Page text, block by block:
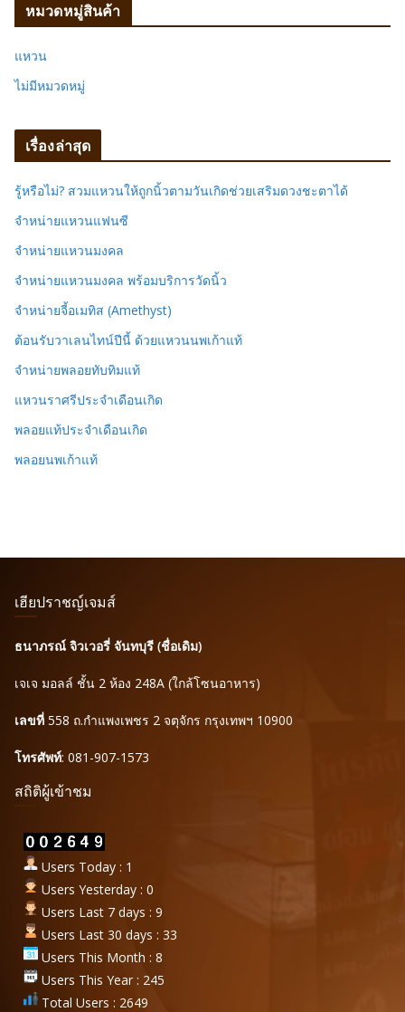
:
หมวดหมู่สินค้า
แหวน
ไม่มีหมวดหมู่
เรื่องล่าสุด
รู้หรือไม่? สวมแหวนให้ถูกนิ้วตามวันเกิดช่วยเสริมดวงชะตาได้
จำหน่ายแหวนแฟนซี
จำหน่ายแหวนมงคล
จำหน่ายแหวนมงคล พร้อมบริการวัดนิ้ว
จำหน่ายจี้อเมทิส (Amethyst)
ต้อนรับวาเลนไทน์ปีนี้ ด้วยแหวนนพเก้าแท้
จำหน่ายพลอยทับทิมแท้
แหวนราศรีประจำเดือนเกิด
พลอยแท้ประจำเดือนเกิด
พลอยนพเก้าแท้
เฮียปราชญ์เจมส์
ธนาภรณ์ จิวเวอรี่ จันทบุรี (ชื่อเดิม)
เจเจ มอลล์ ชั้น 2 ห้อง 248A (ใกล้โซนอาหาร)
เลขที่ 558 ถ.กำแพงเพชร 2 จตุจักร กรุงเทพฯ 10900
โทรศัพท์: 081-907-1573
สถิติผู้เข้าชม
Users Today : 1
Users Yesterday : 0
Users Last 7 days : 9
Users Last 30 days : 33
Users This Month : 8
Users This Year : 245
Total Users : 2649